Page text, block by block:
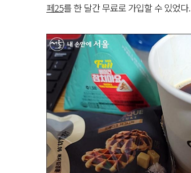
페25를 한 달간 무료로 가입할 수 있었다.